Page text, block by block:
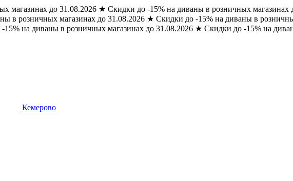
магазинах до 31.08.2026 ★ Скидки до -15% на диваны в розничных магазинах
в розничных магазинах до 31.08.2026 ★ Скидки до -15% на диваны в
15% на диваны в розничных магазинах до 31.08.2026 ★ Скидки до -15% на
Кемерово